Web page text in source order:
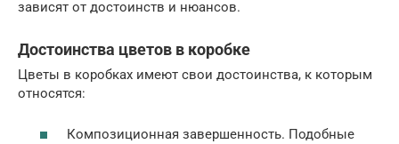
зависят от достоинств и нюансов.
Достоинства цветов в коробке
Цветы в коробках имеют свои достоинства, к которым
относятся:
Композиционная завершенность. Подобные